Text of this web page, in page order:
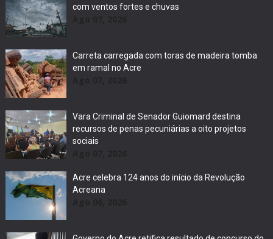
com ventos fortes e chuvas
Carreta carregada com toras de madeira tomba
em ramal no Acre
Vara Criminal de Senador Guiomard destina
recursos de penas pecuniárias a oito projetos
sociais
Acre celebra 124 anos do início da Revolução
Acreana